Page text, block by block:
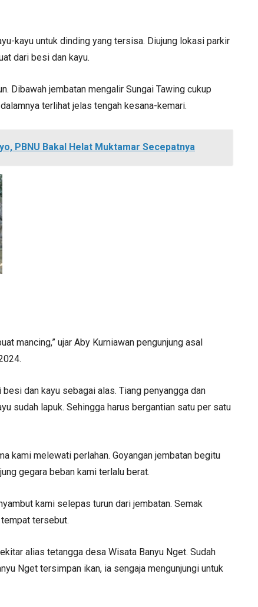
kayu untuk dinding yang tersisa. Diujung lokasi parkir
dari besi dan kayu.
Dibawah jembatan mengalir Sungai Tawing cukup
terlihat jelas tengah kesana-kemari.
PBNU Bakal Helat Muktamar Secepatnya
mancing,” ujar Aby Kurniawan pengunjung asal
dan kayu sebagai alas. Tiang penyangga dan
sudah lapuk. Sehingga harus bergantian satu per satu
kami melewati perlahan. Goyangan jembatan begitu
gegara beban kami terlalu berat.
kami selepas turun dari jembatan. Semak
tersebut.
alias tetangga desa Wisata Banyu Nget. Sudah
Nget tersimpan ikan, ia sengaja mengunjungi untuk